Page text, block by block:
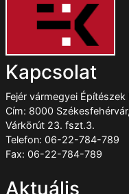
Kapcsolat
Fejér vármegyei Építészek
Cím: 8000 Székesfehérvár,
Várkörút 23. fszt.3.
Telefon: 06-22-784-789
Fax: 06-22-784-789
Aktuális